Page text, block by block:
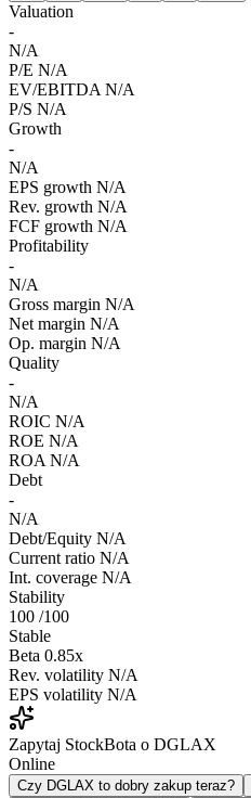
Valuation
-
N/A
P/E N/A
EV/EBITDA N/A
P/S N/A
Growth
-
N/A
EPS growth N/A
Rev. growth N/A
FCF growth N/A
Profitability
-
N/A
Gross margin N/A
Net margin N/A
Op. margin N/A
Quality
-
N/A
ROIC N/A
ROE N/A
ROA N/A
Debt
-
N/A
Debt/Equity N/A
Current ratio N/A
Int. coverage N/A
Stability
100 /100
Stable
Beta 0.85x
Rev. volatility N/A
EPS volatility N/A
Zapytaj StockBota o DGLAX
Online
Czy DGLAX to dobry zakup teraz?